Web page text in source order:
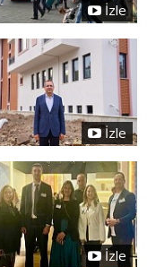
İzle
İzle
İzle